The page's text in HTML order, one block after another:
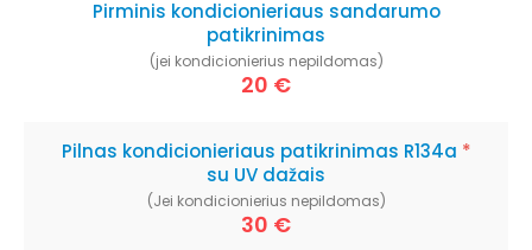
Pirminis kondicionieriaus sandarumo
patikrinimas
(jei kondicionierius nepildomas)
20 €
Pilnas kondicionieriaus patikrinimas R134a *
su UV dažais
(Jei kondicionierius nepildomas)
30 €